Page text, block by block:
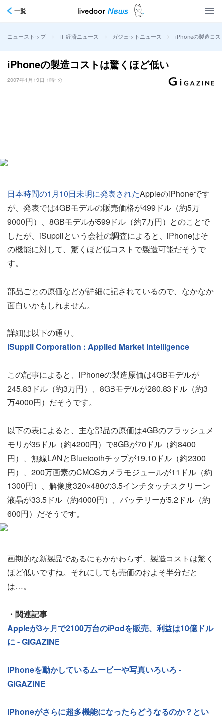
一覧
ニューストップ > IT 経済ニュース > ガジェットニュース > iPhoneの製造コ
iPhoneの製造コストは驚くほど低い
2007年1月19日 1時1分
日本時間の1月10日未明に発表されたAppleのiPhoneです
が、発表では4GBモデルの販売価格が499ドル（約5万
9000円）、8GBモデルが599ドル（約7万円）とのことで
したが、iSuppliという会社の調査によると、iPhoneはそ
の機能に対して、驚くほど低コストで製造可能だそうで
す。
部品ごとの原価などが詳細に記されているので、なかなか
面白いかもしれません。
詳細は以下の通り。
iSuppli Corporation : Applied Market Intelligence
この記事によると、iPhoneの製造原価は4GBモデルが
245.83ドル（約3万円）、8GBモデルが280.83ドル（約3
万4000円）だそうです。
以下の表によると、主な部品の原価は4GBのフラッシュメ
モリが35ドル（約4200円）で8GBが70ドル（約8400
円）、無線LANとBluetoothチップが19.10ドル（約2300
円）、200万画素のCMOSカメラモジュールが11ドル（約
1300円）、解像度320×480の3.5インチタッチスクリーン
液晶が33.5ドル（約4000円）、バッテリーが5.2ドル（約
600円）だそうです。
画期的な新製品であるにもかかわらず、製造コストは驚く
ほど低いですね。それにしても売価のおよそ半分だと
は…。
・関連記事
Appleが3ヶ月で2100万台のiPodを販売、利益は10億ドル
に - GIGAZINE
iPhoneを動かしているムービーや写真いろいろ -
GIGAZINE
iPhoneがさらに超多機能になったらどうなるのか？とい